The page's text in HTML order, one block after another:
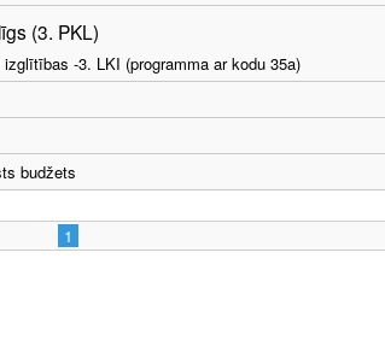
(3. PKL)
-3. LKI (programma ar kodu 35a)
budžets
1